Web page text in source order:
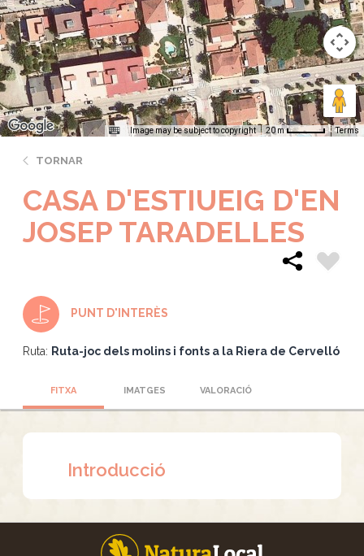
Image may be subject to copyright 20 m Terms
TORNAR
CASA D'ESTIUEIG D'EN
JOSEP TARADELLES
PUNT D'INTERÈS
Ruta: Ruta-joc dels molins i fonts a la Riera de Cervelló
FITXA IMATGES VALORACIÓ
Introducció